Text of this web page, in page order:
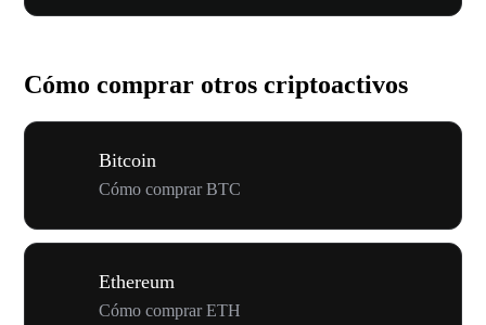
Cómo comprar otros criptoactivos
Bitcoin
Cómo comprar BTC
Ethereum
Cómo comprar ETH